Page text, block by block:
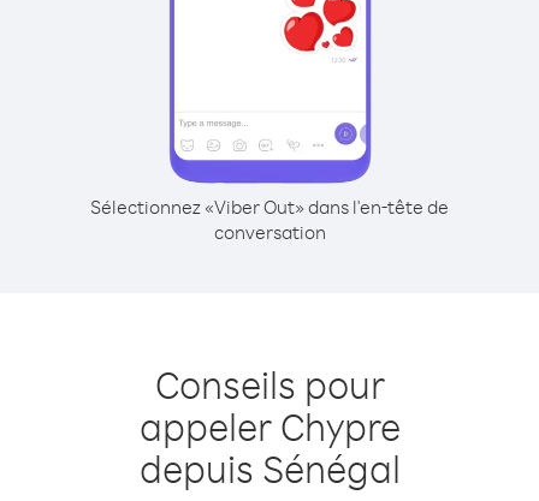
Sélectionnez «Viber Out» dans l'en-tête de
conversation
Conseils pour
appeler Chypre
depuis Sénégal